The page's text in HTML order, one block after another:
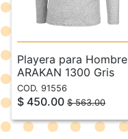
Playera para Hombre
ARAKAN 1300 Gris
COD. 91556
$ 450.00 $ 563.00